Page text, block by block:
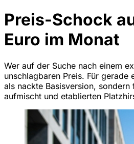
Preis-Schock
Euro im Monat
Wer auf der Suche nach einem
unschlagbaren Preis. Für
als nackte Basisversion,
aufmischt und etablierten